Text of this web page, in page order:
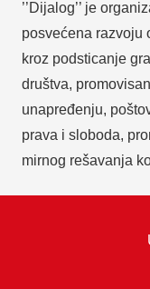
’’Dijalog’’ je
posvećena razvoju
kroz podsticanje
društva,
unapređenju,
prava i sloboda,
mirnog rešavanja